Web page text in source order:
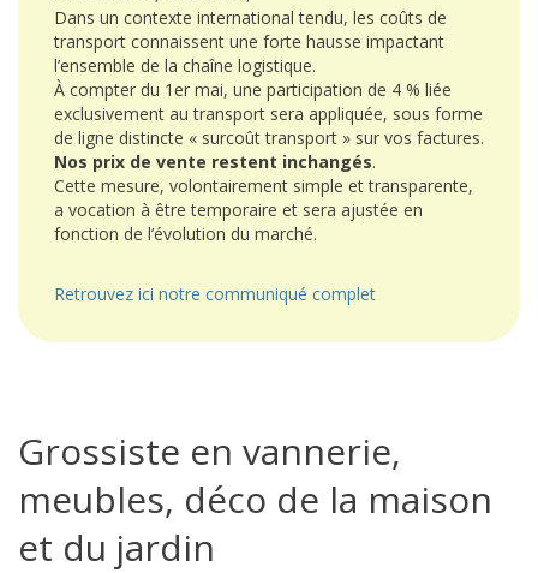
Dans un contexte international tendu, les coûts de
transport connaissent une forte hausse impactant
l’ensemble de la chaîne logistique.
À compter du 1er mai, une participation de 4 % liée
exclusivement au transport sera appliquée, sous forme
de ligne distincte « surcoût transport » sur vos factures.
Nos prix de vente restent inchangés.
Cette mesure, volontairement simple et transparente,
a vocation à être temporaire et sera ajustée en
fonction de l’évolution du marché.
Retrouvez ici notre communiqué complet
Grossiste en vannerie,
meubles, déco de la maison
et du jardin